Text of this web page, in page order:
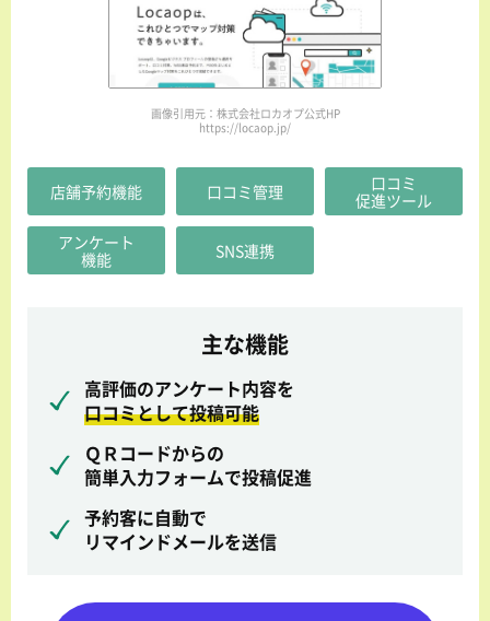
画像引用元：株式会社ロカオプ公式HP
https://locaop.jp/
店舗予約機能 口コミ管理
口コミ
促進ツール
アンケート
機能
SNS連携
主な機能
高評価のアンケート内容を
口コミとして投稿可能
ＱＲコードからの
簡単入力フォームで投稿促進
予約客に自動で
リマインドメールを送信